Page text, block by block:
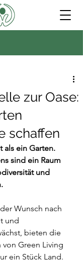
zur Oase:
schaffen
als ein Garten.
sind ein Raum
und
Wunsch nach
und
bieten die
Green Living
ein Stück Land.